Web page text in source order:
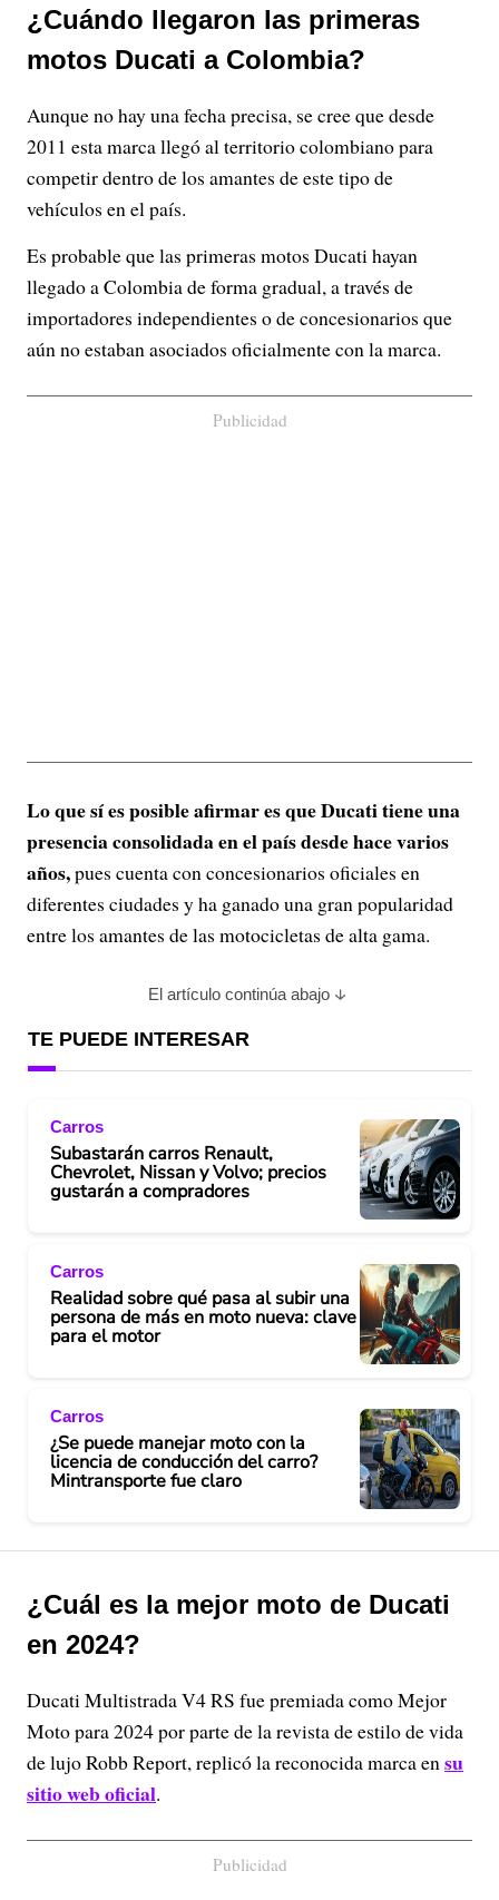
¿Cuándo llegaron las primeras
motos Ducati a Colombia?
Aunque no hay una fecha precisa, se cree que desde
2011 esta marca llegó al territorio colombiano para
competir dentro de los amantes de este tipo de
vehículos en el país.
Es probable que las primeras motos Ducati hayan
llegado a Colombia de forma gradual, a través de
importadores independientes o de concesionarios que
aún no estaban asociados oficialmente con la marca.
Publicidad
Lo que sí es posible afirmar es que Ducati tiene una
presencia consolidada en el país desde hace varios
años,pues cuenta con concesionarios oficiales en
diferentes ciudades y ha ganado una gran popularidad
entre los amantes de las motocicletas de alta gama.
El artículo continúa abajo
TE PUEDE INTERESAR
Carros
Subastarán carros Renault,
Chevrolet, Nissan y Volvo; precios
gustarán a compradores
Carros
Realidad sobre qué pasa al subir una
persona de más en moto nueva: clave
para el motor
Carros
¿Se puede manejar moto con la
licencia de conducción del carro?
Mintransporte fue claro
¿Cuál es la mejor moto de Ducati
en 2024?
Ducati Multistrada V4 RS fue premiada como Mejor
Moto para 2024 por parte de la revista de estilo de vida
de lujo Robb Report, replicó la reconocida marca ensu
sitio web oficial.
Publicidad